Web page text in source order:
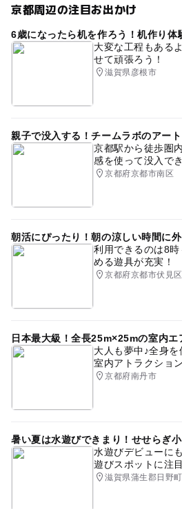
京都周辺の注目お出かけ
6歳になったら机を作ろう！机作り体
大変な工程もある
せて頑張ろう！
滋賀県彦根市
親子で没入する！チームラボのアー
京都駅から徒歩圏
感を使って没入で
京都府京都市南区
朝活にぴったり！朝の涼しい時間に
利用できるのは8
める遊具が充実！
京都府京都市伏見区
日本最大級！全長25m×25mの室内エ
大人も夢中♪全身
室内アトラクション
京都府南丹市
暑い夏は水遊びできまり！せせらぎ
水遊びデビューに
遊びスポットに注
滋賀県蒲生郡日野町